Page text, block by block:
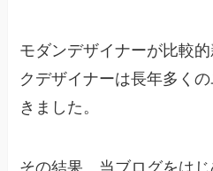
モダンデザイナーが比較
クデザイナーは長年多く
きました。
その結果、当ブログをは